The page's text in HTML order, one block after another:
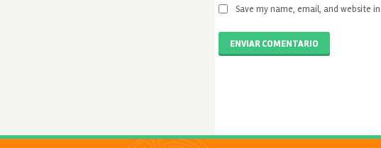
Save my name, email, and website
ENVIAR COMENTARIO